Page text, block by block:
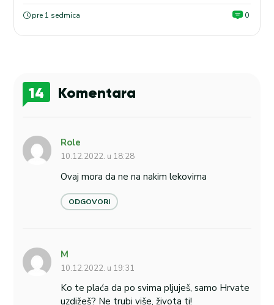
pre 1 sedmica 0
14 Komentara
Role
10.12.2022. u 18:28
Ovaj mora da ne na nakim lekovima
ODGOVORI
M
10.12.2022. u 19:31
Ko te plaća da po svima pljuješ, samo Hrvate
uzdižeš? Ne trubi više, života ti!